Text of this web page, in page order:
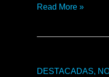
Read More »
DESTACADAS,
Schnitt